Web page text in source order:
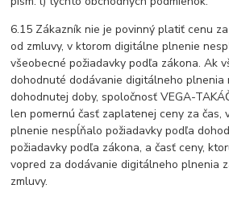
6.15 Zákazník nie je povinný platiť cenu
od zmluvy, v ktorom digitálne plnenie
všeobecné požiadavky podľa zákona. Ak
dohodnuté dodávanie digitálneho plnenia
dohodnutej doby, spoločnosť VEGA-
len pomernú časť zaplatenej ceny za čas,
plnenie nespĺňalo požiadavky podľa
požiadavky podľa zákona, a časť ceny,
vopred za dodávanie digitálneho plnenia
zmluvy.